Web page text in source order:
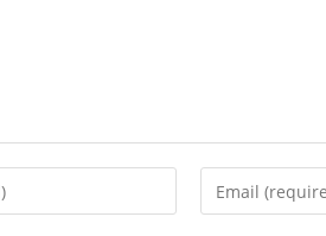
Enter
your